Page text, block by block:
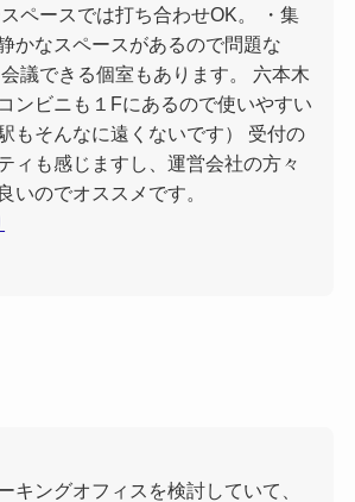
ペースでは打ち合わせOK。 ・集
かなスペースがあるので問題な
議できる個室もあります。 六本木
ンビニも１Fにあるので使いやすい
もそんなに遠くないです） 受付の
ィも感じますし、運営会社の方々
いのでオススメです。
キングオフィスを検討していて、